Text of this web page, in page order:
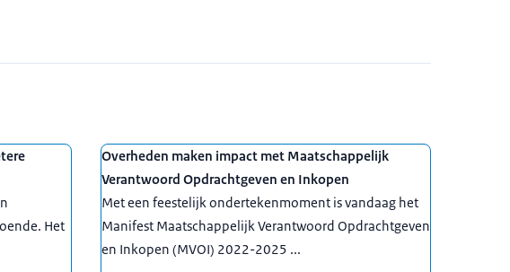
Het
Overheden maken impact met Maatschappelijk
Verantwoord Opdrachtgeven en Inkopen
Met een feestelijk ondertekenmoment is vandaag het
Manifest Maatschappelijk Verantwoord Opdrachtgeven
en Inkopen (MVOI) 2022-2025 ...